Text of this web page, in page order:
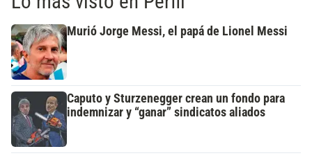
Murió Jorge Messi, el papá de Lionel Messi
Caputo y Sturzenegger crean un fondo para
indemnizar y “ganar” sindicatos aliados